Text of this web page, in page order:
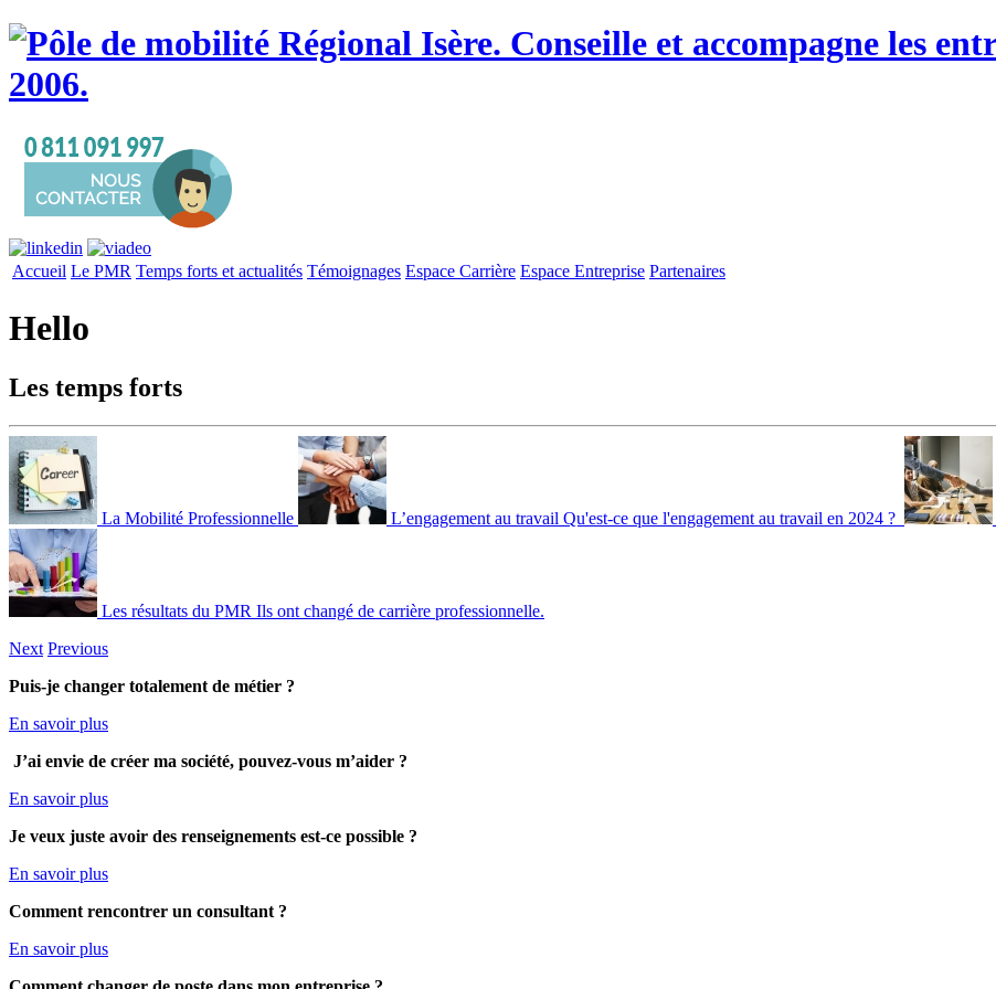
Accueil Le PMR Temps forts et actualités Témoignages Espace Carrière Espace Entreprise Partenaires
Hello
Les temps forts
La Mobilité Professionnelle L’engagement au travail Qu'est-ce que l'engagement au travail en 2024 ?
Les résultats du PMR Ils ont changé de carrière professionnelle.
Next Previous
Puis-je changer totalement de métier ?
En savoir plus
J’ai envie de créer ma société, pouvez-vous m’aider ?
En savoir plus
Je veux juste avoir des renseignements est-ce possible ?
En savoir plus
Comment rencontrer un consultant ?
En savoir plus